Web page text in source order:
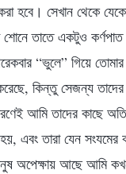
করা হবে। সেখান থেকে
শোনে তাতে একটুও
“ভুলে” গিয়ে
কিন্তু সেজন্য
আমি তাদের কাছে
এবং তারা যেন
অপেক্ষায় আছে আমি